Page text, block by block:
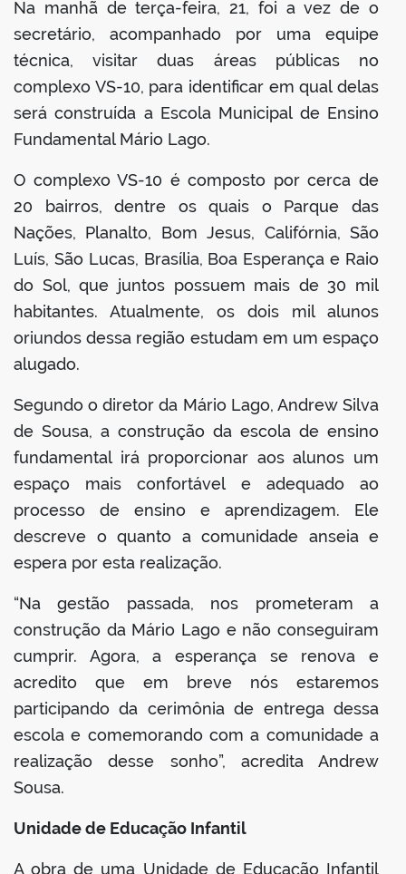
Na manhã de terça-feira, 21, foi a vez de o
secretário, acompanhado por uma equipe
técnica, visitar duas áreas públicas no
complexo VS-10, para identificar em qual delas
será construída a Escola Municipal de Ensino
Fundamental Mário Lago.
O complexo VS-10 é composto por cerca de
20 bairros, dentre os quais o Parque das
Nações, Planalto, Bom Jesus, Califórnia, São
Luís, São Lucas, Brasília, Boa Esperança e Raio
do Sol, que juntos possuem mais de 30 mil
habitantes. Atualmente, os dois mil alunos
oriundos dessa região estudam em um espaço
alugado.
Segundo o diretor da Mário Lago, Andrew Silva
de Sousa, a construção da escola de ensino
fundamental irá proporcionar aos alunos um
espaço mais confortável e adequado ao
processo de ensino e aprendizagem. Ele
descreve o quanto a comunidade anseia e
espera por esta realização.
“Na gestão passada, nos prometeram a
construção da Mário Lago e não conseguiram
cumprir. Agora, a esperança se renova e
acredito que em breve nós estaremos
participando da cerimônia de entrega dessa
escola e comemorando com a comunidade a
realização desse sonho”, acredita Andrew
Sousa.
Unidade de Educação Infantil
A obra de uma Unidade de Educação Infantil